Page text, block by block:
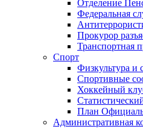
Отделение
Федеральная
Прокурор
Транспортная
Спорт
Физкультура и
Спортивные
Хоккейный
План
Административная